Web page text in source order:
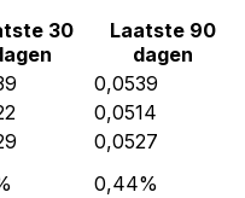
30
Laatste 90
dagen
0,0539
0,0514
0,0527
0,44%